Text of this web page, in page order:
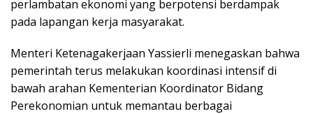
perlambatan ekonomi yang berpotensi berdampak
pada lapangan kerja masyarakat.
Menteri Ketenagakerjaan Yassierli menegaskan bahwa
pemerintah terus melakukan koordinasi intensif di
bawah arahan Kementerian Koordinator Bidang
Perekonomian untuk memantau berbagai